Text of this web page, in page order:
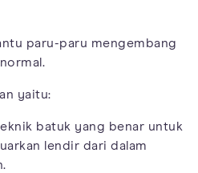
paru-paru mengembang
yaitu:
batuk yang benar untuk
lendir dari dalam